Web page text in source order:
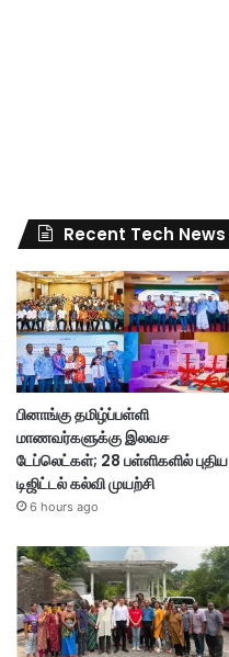
Recent Tech News
பினாங்கு தமிழ்ப்பள்ளி
மாணவர்களுக்கு இலவச
டேப்லெட்கள்; 28 பள்ளிகளில் புதிய
டிஜிட்டல் கல்வி முயற்சி
6 hours ago